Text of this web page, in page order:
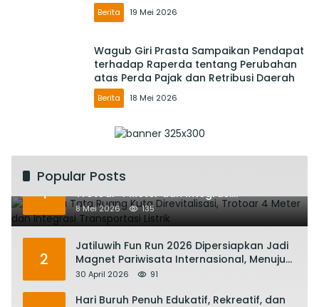
Berita 19 Mei 2026
Wagub Giri Prasta Sampaikan Pendapat
terhadap Raperda tentang Perubahan
atas Perda Pajak dan Retribusi Daerah
Berita 18 Mei 2026
Popular Posts
1
Rencana Tata Ruang Kuta Direvitalisasi,
Trotoar 4 Meter dan Integrasi
Transportasi Listrik
8 Mei 2026 135
2
Jatiluwih Fun Run 2026 Dipersiapkan Jadi
Magnet Pariwisata Internasional, Menuju
Satu Abad Pariwisata Bali
30 April 2026 91
Hari Buruh Penuh Edukatif, Rekreatif, dan